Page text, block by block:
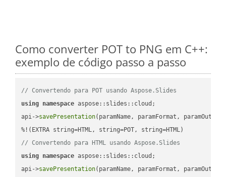
Como converter POT to PNG em C++:
exemplo de código passo a passo
// Convertendo para POT usando Aspose.Slides
using namespace aspose::slides::cloud;
api->savePresentation(paramName, paramFormat,
// Convertendo para HTML usando Aspose.Slides
using namespace aspose::slides::cloud;
api->savePresentation(paramName, paramFormat,